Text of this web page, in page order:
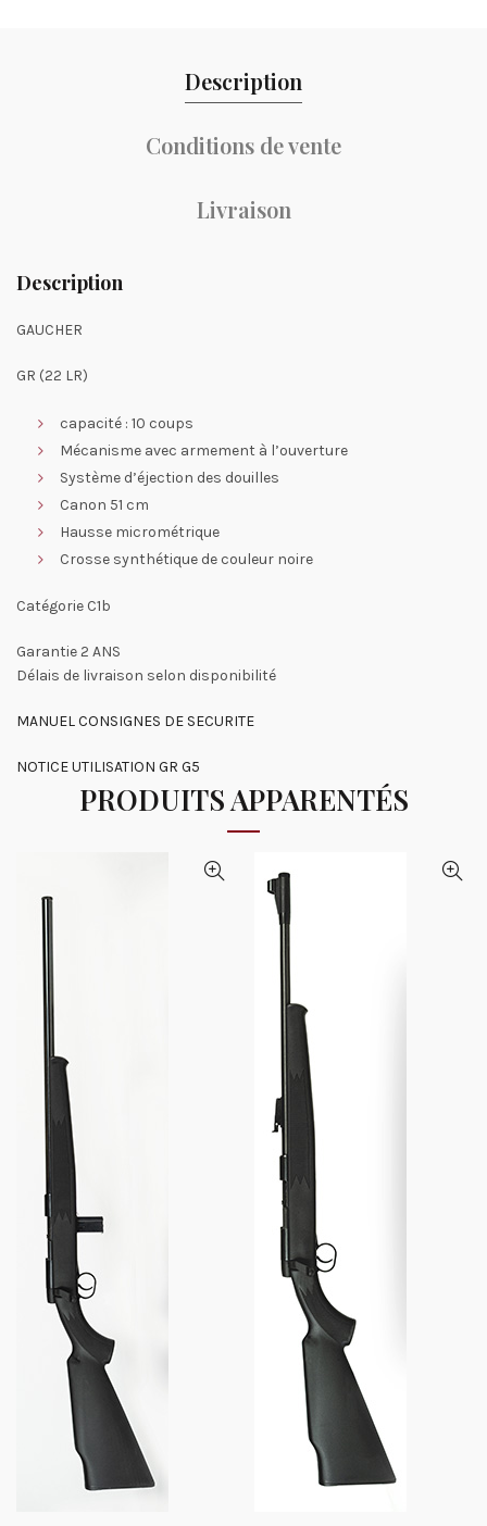
Description
Conditions de vente
Livraison
Description
GAUCHER
GR (22 LR)
capacité : 10 coups
Mécanisme avec armement à l’ouverture
Système d’éjection des douilles
Canon 51 cm
Hausse micrométrique
Crosse synthétique de couleur noire
Catégorie C1b
Garantie 2 ANS
Délais de livraison selon disponibilité
MANUEL CONSIGNES DE SECURITE
NOTICE UTILISATION GR G5
PRODUITS APPARENTÉS